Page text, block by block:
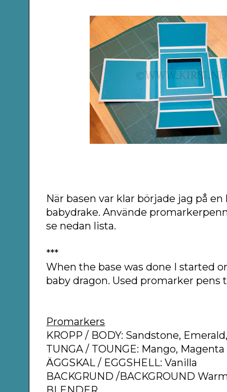
När basen var klar började jag på
babydrake. Använde
se nedan lista.
***
When the base was done I started
baby dragon. Used promarker pens
Promarkers
KROPP / BODY: Sandstone,
TUNGA / TOUNGE: Mango, Magenta
ÄGGSKAL / EGGSHELL: Vanilla
BACKGRUND /BACKGROUND